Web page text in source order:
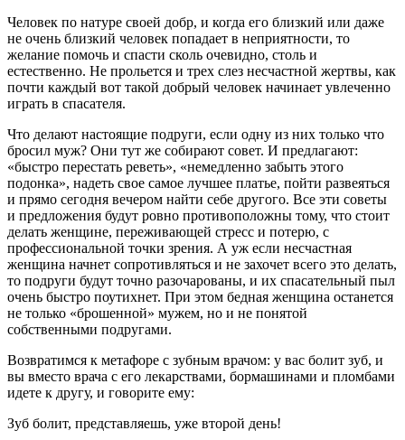
Человек по натуре своей добр, и когда его близкий или даже
не очень близкий человек попадает в неприятности, то
желание помочь и спасти сколь очевидно, столь и
естественно. Не прольется и трех слез несчастной жертвы, как
почти каждый вот такой добрый человек начинает увлеченно
играть в спасателя.
Что делают настоящие подруги, если одну из них только что
бросил муж? Они тут же собирают совет. И предлагают:
«быстро перестать реветь», «немедленно забыть этого
подонка», надеть свое самое лучшее платье, пойти развеяться
и прямо сегодня вечером найти себе другого. Все эти советы
и предложения будут ровно противоположны тому, что стоит
делать женщине, переживающей стресс и потерю, с
профессиональной точки зрения. А уж если несчастная
женщина начнет сопротивляться и не захочет всего это делать,
то подруги будут точно разочарованы, и их спасательный пыл
очень быстро поутихнет. При этом бедная женщина останется
не только «брошенной» мужем, но и не понятой
собственными подругами.
Возвратимся к метафоре с зубным врачом: у вас болит зуб, и
вы вместо врача с его лекарствами, бормашинами и пломбами
идете к другу, и говорите ему:
Зуб болит, представляешь, уже второй день!